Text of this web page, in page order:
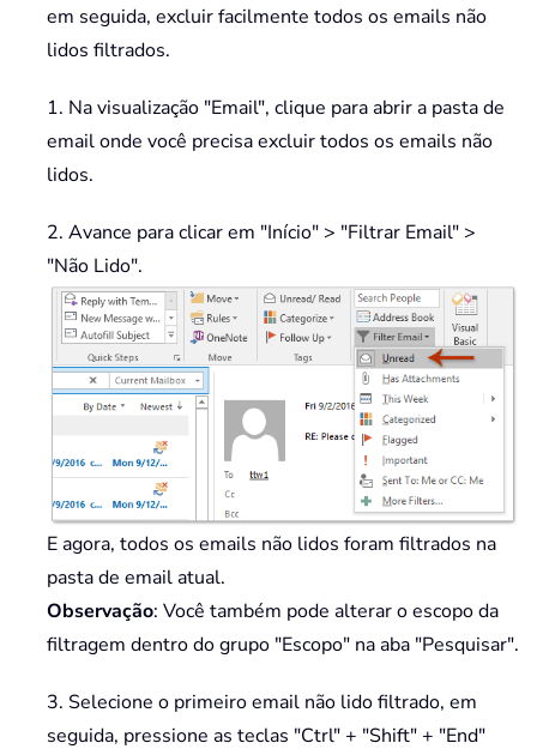
em seguida, excluir facilmente todos os emails não
lidos filtrados.
1. Na visualização "Email", clique para abrir a pasta de
email onde você precisa excluir todos os emails não
lidos.
2. Avance para clicar em "Início" > "Filtrar Email" >
"Não Lido".
E agora, todos os emails não lidos foram filtrados na
pasta de email atual.
Observação: Você também pode alterar o escopo da
filtragem dentro do grupo "Escopo" na aba "Pesquisar".
3. Selecione o primeiro email não lido filtrado, em
seguida, pressione as teclas "Ctrl" + "Shift" + "End"